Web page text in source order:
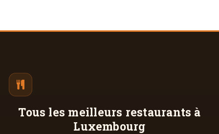
Tous les meilleurs restaurants à
Luxembourg